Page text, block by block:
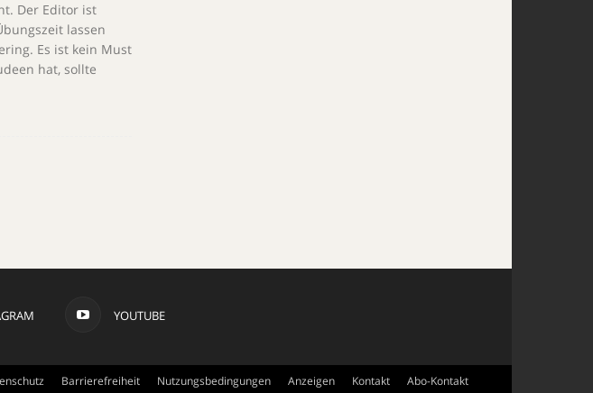
Der Editor ist
lassen
Es ist kein Must
hat, sollte
YOUTUBE
Barrierefreiheit Nutzungsbedingungen Anzeigen Kontakt Abo-Kontakt